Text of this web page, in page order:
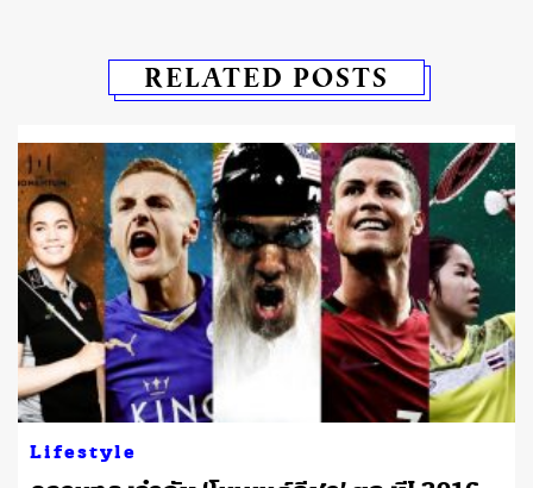
RELATED POSTS
Lifestyle